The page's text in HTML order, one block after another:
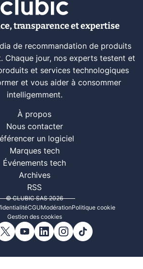
transparence et expertise
de recommandation de produits
Chaque jour, nos experts testent et
et services technologiques
et vous aider à consommer
intelligemment.
À propos
Nous contacter
un logiciel
Marques tech
Événements tech
Archives
RSS
© CLUBIC SAS 2026
CGUModérationPolitique cookie
Gestion des cookies